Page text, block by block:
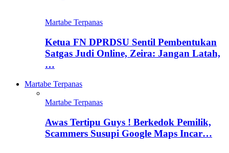
Martabe Terpanas
Ketua FN DPRDSU Sentil Pembentukan
Satgas Judi Online, Zeira: Jangan Latah,
…
Martabe Terpanas
Martabe Terpanas
Awas Tertipu Guys ! Berkedok Pemilik,
Scammers Susupi Google Maps Incar…